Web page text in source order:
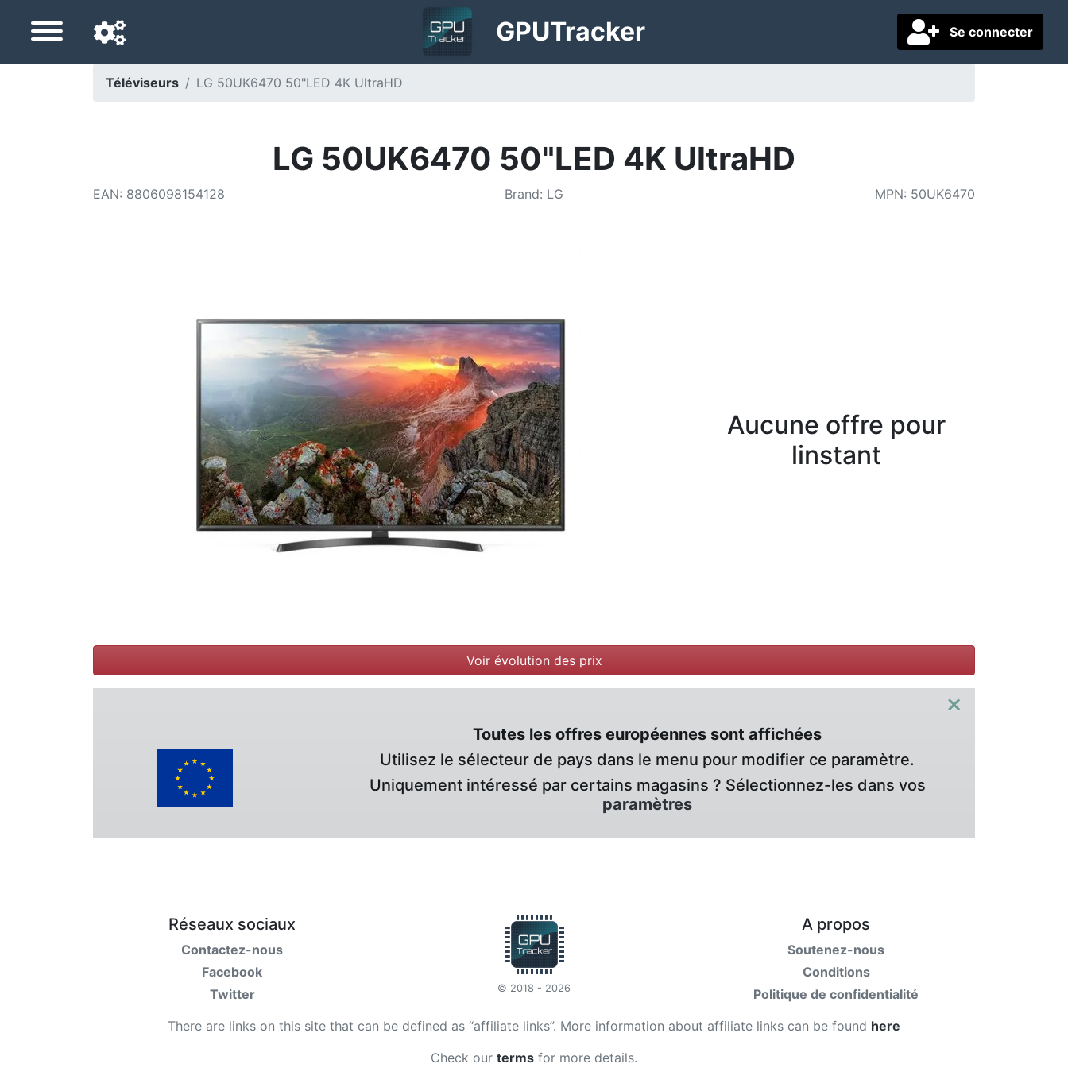
Se connecter
GPUTracker
Téléviseurs LG 50UK6470 50"LED 4K UltraHD
LG 50UK6470 50"LED 4K UltraHD
EAN: 8806098154128 Brand: LG MPN: 50UK6470
Aucune offre pour
linstant
Voir évolution des prix
×
Toutes les offres européennes sont affichées
Utilisez le sélecteur de pays dans le menu pour modifier ce paramètre.
Uniquement intéressé par certains magasins ? Sélectionnez-les dans vos
paramètres
Réseaux sociaux
Contactez-nous
Facebook
Twitter
© 2018 - 2026
A propos
Soutenez-nous
Conditions
Politique de confidentialité
There are links on this site that can be defined as “affiliate links”. More information about affiliate links can be found here
Check our terms for more details.